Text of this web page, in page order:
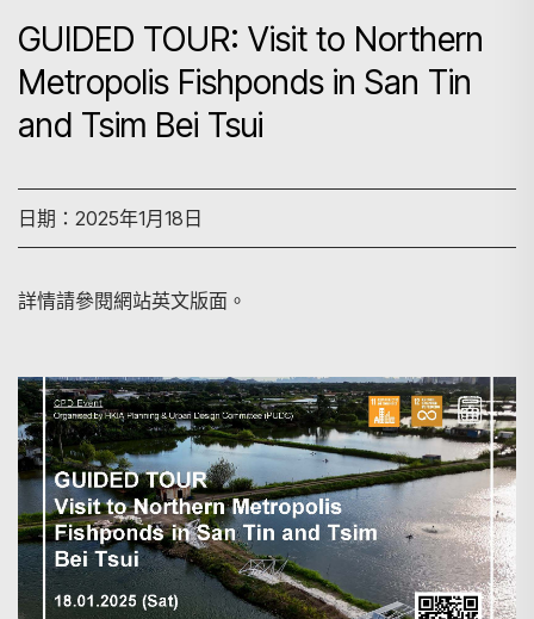
GUIDED TOUR: Visit to Northern
Metropolis Fishponds in San Tin
and Tsim Bei Tsui
日期：2025年1月18日
詳情請參閱網站英文版面。